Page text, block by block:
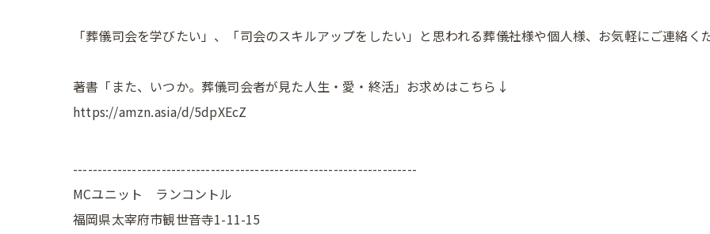
「葬儀司会を学びたい」、「司会のスキルアップをしたい」と思われる葬儀社様や個人様、お気軽にご連絡く
著書「また、いつか。葬儀司会者が見た人生・愛・終活」お求めはこちら↓
https://amzn.asia/d/5dpXEcZ
----------------------------------------------------------------------
MCユニット ランコントル
福岡県太宰府市観世音寺1-11-15